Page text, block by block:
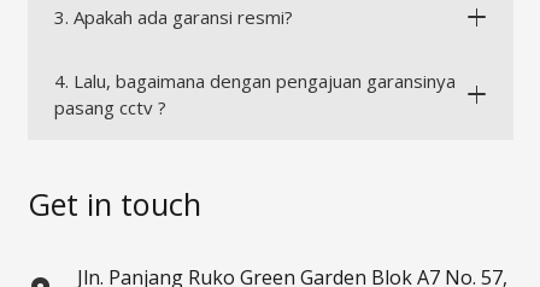
3. Apakah ada garansi resmi?
4. Lalu, bagaimana dengan pengajuan garansinya
pasang cctv ?
Get in touch
Jln. Panjang Ruko Green Garden Blok A7 No. 57,